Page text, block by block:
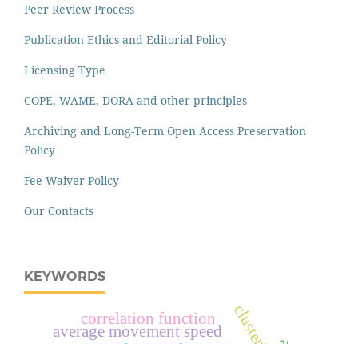
Peer Review Process
Publication Ethics and Editorial Policy
Licensing Type
COPE, WAME, DORA and other principles
Archiving and Long-Term Open Access Preservation
Policy
Fee Waiver Policy
Our Contacts
KEYWORDS
average movement speed
correlation function